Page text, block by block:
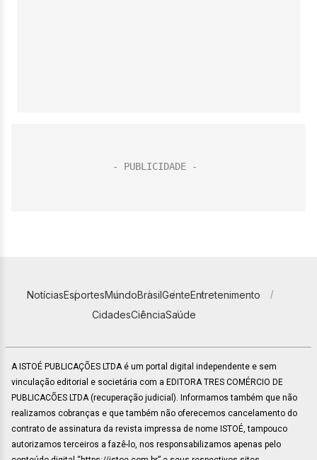
NotíciasEsportesMundoBrasilGenteEntretenimento
CidadesCiênciaSaúde
A ISTOÉ PUBLICAÇÕES LTDA é um portal digital independente e sem
vinculação editorial e societária com a EDITORA TRES COMÉRCIO DE
PUBLICACÕES LTDA (recuperação judicial). Informamos também que não
realizamos cobranças e que também não oferecemos cancelamento do
contrato de assinatura da revista impressa de nome ISTOÉ, tampouco
autorizamos terceiros a fazê-lo, nos responsabilizamos apenas pelo